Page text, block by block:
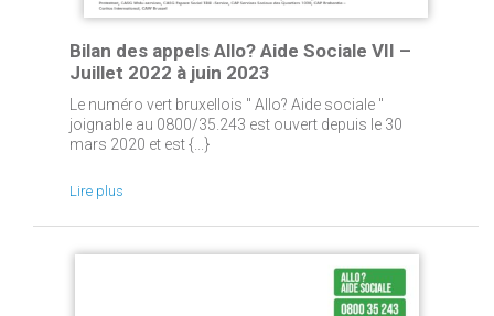
Bilan des appels Allo? Aide Sociale VII –
Juillet 2022 à juin 2023
Le numéro vert bruxellois " Allo? Aide sociale "
joignable au 0800/35.243 est ouvert depuis le 30
mars 2020 et est {...}
Lire plus